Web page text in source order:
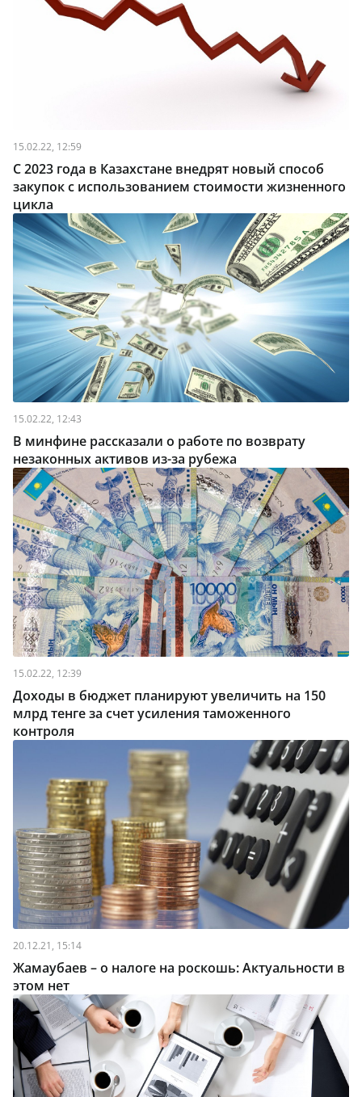
15.02.22, 12:59
С 2023 года в Казахстане внедрят новый способ
закупок с использованием стоимости жизненного
цикла
15.02.22, 12:43
В минфине рассказали о работе по возврату
незаконных активов из-за рубежа
15.02.22, 12:39
Доходы в бюджет планируют увеличить на 150
млрд тенге за счет усиления таможенного
контроля
20.12.21, 15:14
Жамаубаев – о налоге на роскошь: Актуальности в
этом нет